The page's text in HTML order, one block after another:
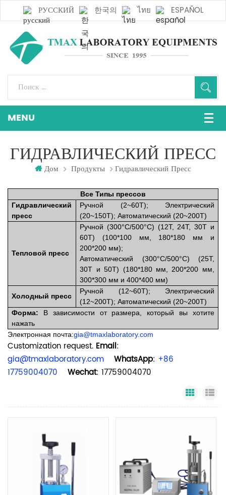
РУССКИЙ 한국의 ไทย ESPAÑOL
ГИДРАВЛИЧЕСКИЙ ПРЕСС
Дом Продукты Гидравлический Пресс
Все Типы прессов
Гидравлический
пресс
Ручной (2~60Т); Электрический
(20~150Т); Автоматический (20~200Т)
Тепловой пресс
Ручной (300°C/500°C) (12T, 24T, 30T и
60T) (100*100 мм, 180*180 мм и
200*200 мм);
Автоматический (300°C/500°C) (25T,
30T и 50T) (180*180 мм, 200*200 мм,
300*300 мм и 400*400 мм)
Холодный пресс
Ручной (12~60T); Электрический
(12~200Т); Автоматический (20~200Т)
Форма: В зависимости от размера, который вы хотите
нажать
Электронная почта:gia@tmaxlaboratory.com
Customization request. Email:
gia@tmaxlaboratory.com
WhatsApp: +86
17759004070
Wechat: 17759004070
Grid